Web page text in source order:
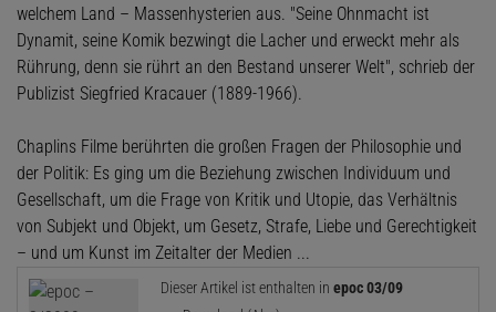
welchem Land – Massenhysterien aus. "Seine Ohnmacht ist
Dynamit, seine Komik bezwingt die Lacher und erweckt mehr als
Rührung, denn sie rührt an den Bestand unserer Welt", schrieb der
Publizist Siegfried Kracauer (1889-1966).
Chaplins Filme berührten die großen Fragen der Philosophie und
der Politik: Es ging um die Beziehung zwischen Individuum und
Gesellschaft, um die Frage von Kritik und Utopie, das Verhältnis
von Subjekt und Objekt, um Gesetz, Strafe, Liebe und Gerechtigkeit
– und um Kunst im Zeitalter der Medien ...
Dieser Artikel ist enthalten in epoc 03/09